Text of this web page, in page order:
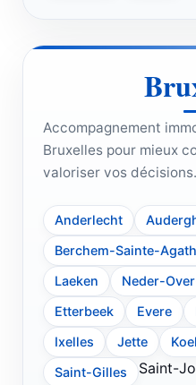
Accompagnement
Bruxelles pour mieux
valoriser vos décisions.
Anderlecht
Berchem-Sainte-
Laeken
Neder-
Etterbeek
Evere
Ixelles
Jette
Saint-Gilles Saint-